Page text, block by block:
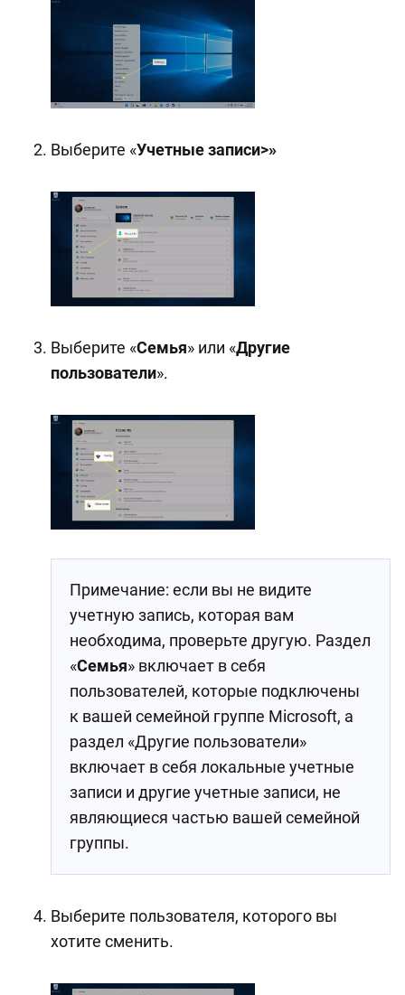
Выберите «Учетные записи>»
Выберите «Семья» или «Другие
пользователи».
Примечание: если вы не видите
учетную запись, которая вам
необходима, проверьте другую. Раздел
«Семья» включает в себя
пользователей, которые подключены
к вашей семейной группе Microsoft, а
раздел «Другие пользователи»
включает в себя локальные учетные
записи и другие учетные записи, не
являющиеся частью вашей семейной
группы.
Выберите пользователя, которого вы
хотите сменить.